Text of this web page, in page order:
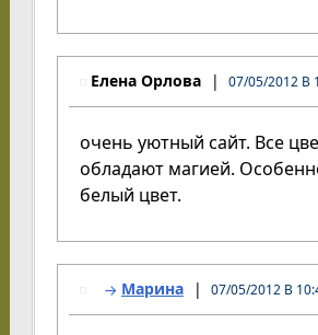
Елена Орлова 07/05/2012 В
очень уютный сайт. Все
обладают магией.
белый цвет.
Марина 07/05/2012 В